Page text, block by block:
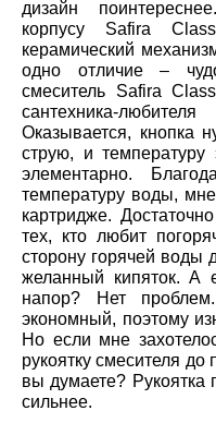
дизайн
корпусу Safira
керамический
одно отличие –
смеситель Safira
сантехника-
Оказывается, кнопка
струю, и температуру
элементарно.
температуру воды,
картридже.
тех, кто любит
сторону горячей воды
желанный кипяток. А
напор? Нет
экономный, поэтому
Но если мне
рукоятку смесителя
вы думаете?
сильнее.